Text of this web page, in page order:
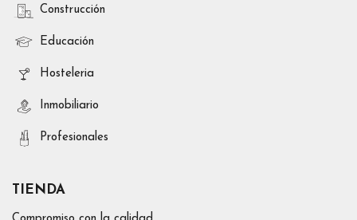
Construcción
Educación
Hosteleria
Inmobiliario
Profesionales
TIENDA